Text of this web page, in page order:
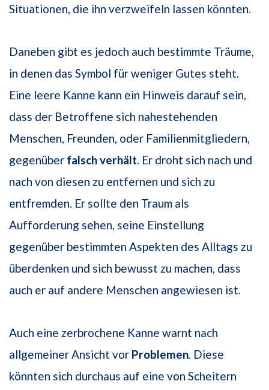
Situationen, die ihn verzweifeln lassen könnten.
Daneben gibt es jedoch auch bestimmte Träume,
in denen das Symbol für weniger Gutes steht.
Eine leere Kanne kann ein Hinweis darauf sein,
dass der Betroffene sich nahestehenden
Menschen, Freunden, oder Familienmitgliedern,
gegenüber falsch verhält. Er droht sich nach und
nach von diesen zu entfernen und sich zu
entfremden. Er sollte den Traum als
Aufforderung sehen, seine Einstellung
gegenüber bestimmten Aspekten des Alltags zu
überdenken und sich bewusst zu machen, dass
auch er auf andere Menschen angewiesen ist.
Auch eine zerbrochene Kanne warnt nach
allgemeiner Ansicht vor Problemen. Diese
könnten sich durchaus auf eine von Scheitern